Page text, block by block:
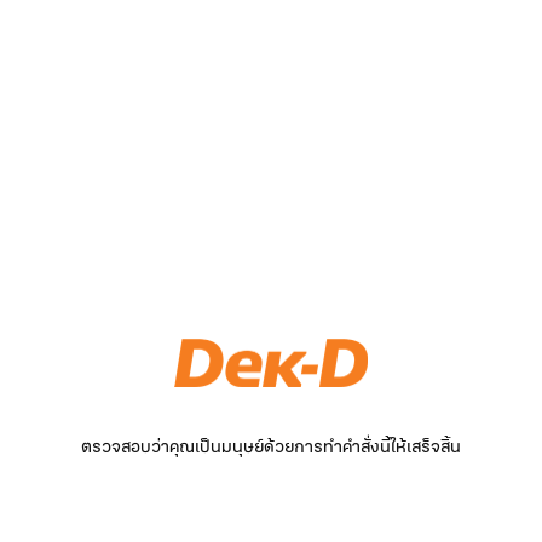
ตรวจสอบว่าคุณเป็นมนุษย์ด้วยการทำคำสั่งนี้ให้เสร็จสิ้น